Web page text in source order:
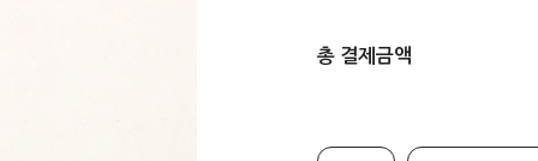
총 결제금액